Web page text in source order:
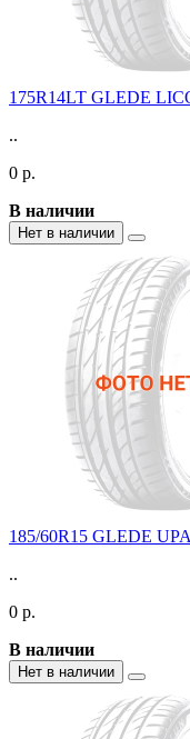
175R14LT GLEDE
..
0 р.
В наличии
Нет в наличии
185/60R15 GLEDE
..
0 р.
В наличии
Нет в наличии